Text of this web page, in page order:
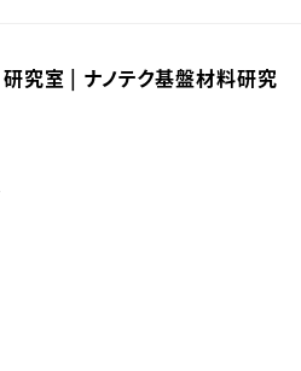
究室 | ナノテク基盤材料研究